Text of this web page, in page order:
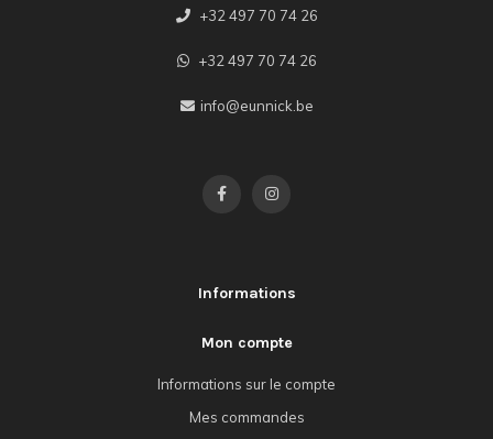
+32 497 70 74 26
+32 497 70 74 26
info@eunnick.be
Informations
Mon compte
Informations sur le compte
Mes commandes